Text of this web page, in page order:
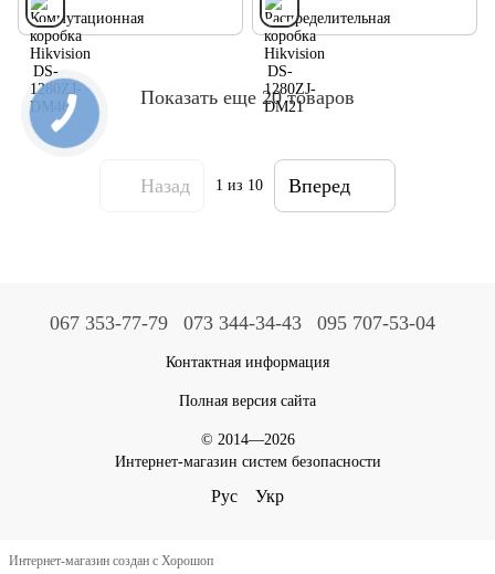
Показать еще 20 товаров
Назад 1 из 10 Вперед
067 353-77-79 073 344-34-43 095 707-53-04
Контактная информация
Полная версия сайта
© 2014—2026
Интернет-магазин систем безопасности
Рус Укр
Интернет-магазин создан с Хорошоп